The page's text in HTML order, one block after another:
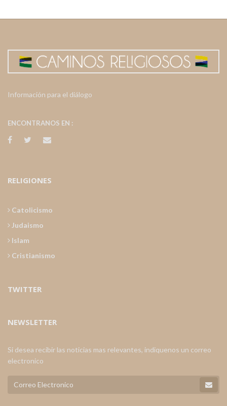
Información para el diálogo
ENCONTRANOS EN :
RELIGIONES
Catolicismo
Judaismo
Islam
Cristianismo
TWITTER
NEWSLETTER
Si desea recibir las noticias mas relevantes, indiquenos un correo
electronico